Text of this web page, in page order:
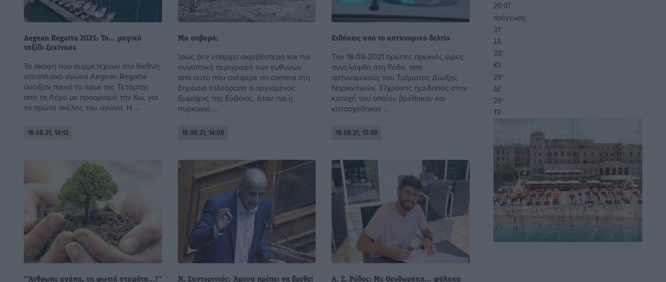
Aegean Regatta 2021: Το… μαγικό
ταξίδι ξεκίνησε
Τα σκάφη που συμμετέχουν στο διεθνή
ιστιοπλοϊκό αγώνα Aegean Regatta
άνοιξαν πανιά το πρωί της Τετάρτης
από τη Λέρο με προορισμό την Κω, για
το πρώτο σκέλος του αγώνα. Η ...
18.08.21, 14:12
Μα σοβαρά;
Ίσως δεν υπάρχει ακριβέστερη και πιο
συνοπτική περιγραφή των ευθυνών
από αυτό που ανέφερε on camera στη
δημόσια τηλεόραση ο οργισμένος
ξωμάχος της Εύβοιας, όταν πια η
πυρκαγιά ...
18.08.21, 14:09
Ειδήσεις από το αστυνομικό δελτίο
Την 18-08-2021 πρώτες πρωινές ώρες
συνελήφθη στη Ρόδο, από
αστυνομικούς του Τμήματος Δίωξης
Ναρκωτικών, 37χρονος ημεδαπός στην
κατοχή του οποίου βρέθηκαν και
κατασχέθηκαν ...
18.08.21, 13:59
“Άνθρωπε αγάπα, τη φωτιά σταμάτα…!”
Ν. Σαντορινιός: Άμεσα πρέπει να βρεθεί
Α. Σ. Ρόδος: Με Θεοδωράκη… φύλακα
20:07
πρόγνωση:
31°
ΣΑ
30°
ΚΥ
29°
ΔΕ
29°
ΤΡ